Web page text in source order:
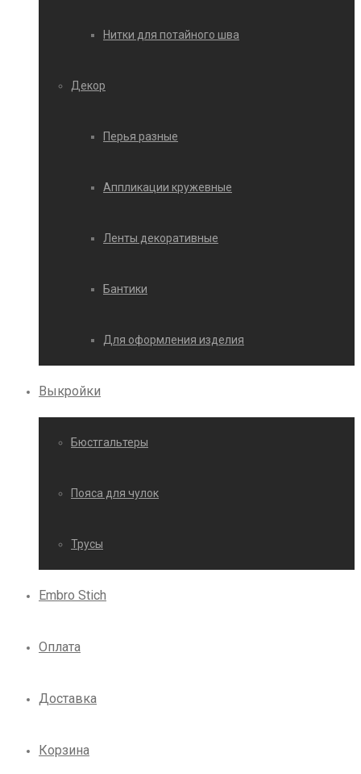
Нитки для потайного шва
Декор
Перья разные
Аппликации кружевные
Ленты декоративные
Бантики
Для оформления изделия
Выкройки
Бюстгальтеры
Пояса для чулок
Трусы
Embro Stich
Оплата
Доставка
Корзина